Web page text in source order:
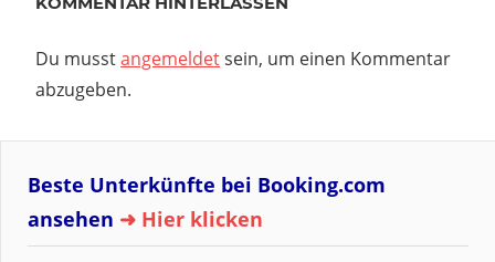
Du musstangemeldetsein, um einen Kommentar
abzugeben.
Beste Unterkünfte bei Booking.com
ansehen ➜ Hier klicken